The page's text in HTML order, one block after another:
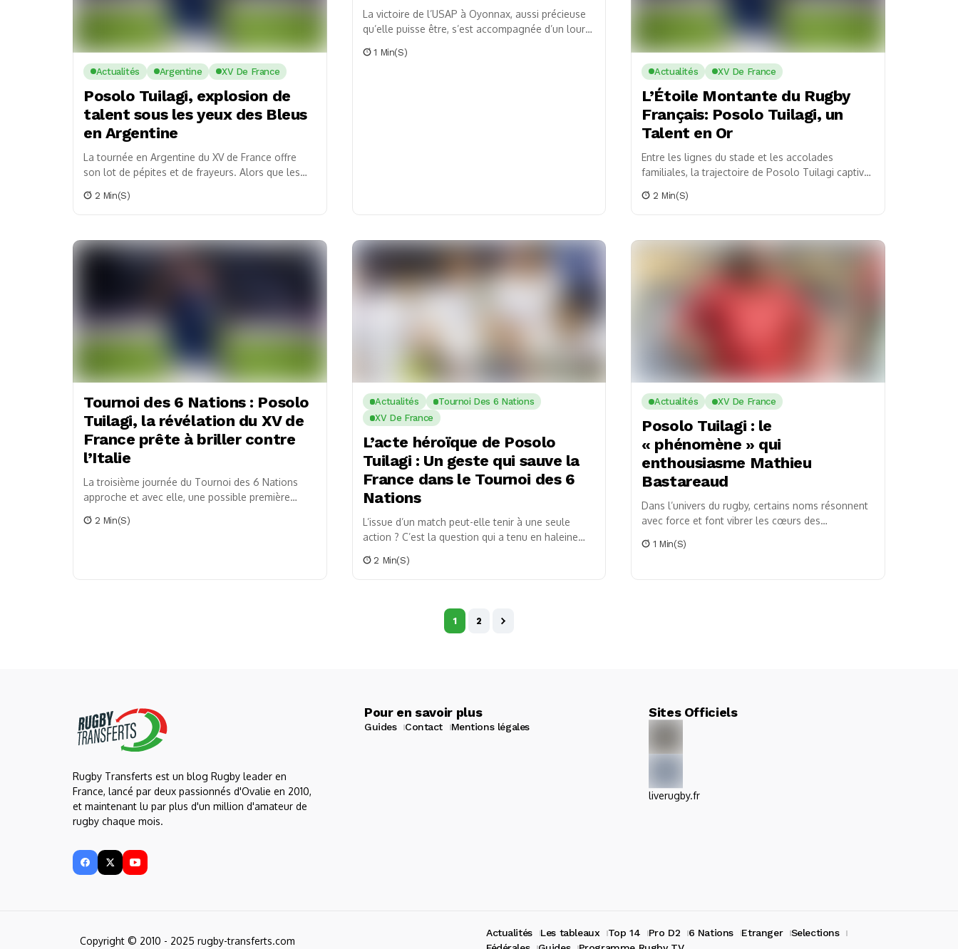
Actualités Argentine XV De France
Posolo Tuilagi, explosion de
talent sous les yeux des Bleus
en Argentine
La tournée en Argentine du XV de France offre
son lot de pépites et de frayeurs. Alors que les
2 Min(s)
La victoire de l’USAP à Oyonnax, aussi précieuse
qu’elle puisse être, s’est accompagnée d’un lourd
1 Min(s)
Actualités
XV De France
L’Étoile Montante du Rugby
Français: Posolo Tuilagi, un
Talent en Or
Entre les lignes du stade et les accolades
familiales, la trajectoire de Posolo Tuilagi captive
2 Min(s)
Tournoi des 6 Nations : Posolo
Tuilagi, la révélation du XV de
France prête à briller contre
l’Italie
La troisième journée du Tournoi des 6 Nations
approche et avec elle, une possible première
avec...
2 Min(s)
Actualités
Tournoi Des 6 Nations
XV De France
L’acte héroïque de Posolo
Tuilagi : Un geste qui sauve la
France dans le Tournoi des 6
Nations
L’issue d’un match peut-elle tenir à une seule
action ? C’est la question qui a tenu en haleine
2 Min(s)
Actualités XV De France
Posolo Tuilagi : le
« phénomène » qui
enthousiasme Mathieu
Bastareaud
Dans l’univers du rugby, certains noms résonnent
avec force et font vibrer les cœurs des
d’une...
1 Min(s)
1 2
Rugby Transferts est un blog Rugby leader en
France, lancé par deux passionnés d'Ovalie en 2010,
et maintenant lu par plus d'un million d'amateur de
rugby chaque mois.
Pour en savoir plus
Guides Contact Mentions légales
Sites Officiels
liverugby.fr
Copyright © 2010 - 2025 rugby-transferts.com
Actualités Les tableaux Top 14 Pro D2 6 Nations Etranger
Selections